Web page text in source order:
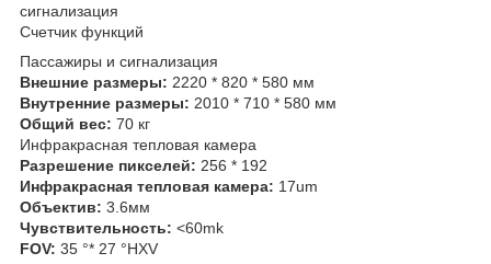
сигнализация
Счетчик функций
Пассажиры и сигнализация
Внешние размеры: 2220 * 820 * 580 мм
Внутренние размеры: 2010 * 710 * 580 мм
Общий вес: 70 кг
Инфракрасная тепловая камера
Разрешение пикселей: 256 * 192
Инфракрасная тепловая камера: 17um
Объектив: 3.6мм
Чувствительность: <60mk
FOV: 35 °* 27 °HXV